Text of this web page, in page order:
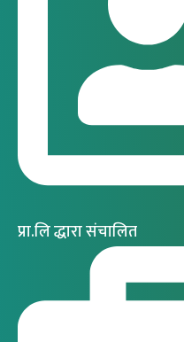
प्रा.लि द्धारा संचालित